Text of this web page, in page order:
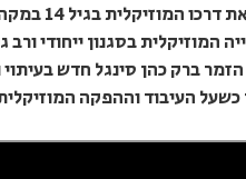
הסינגל החדש של
בסגנון ייחודי ורב
ברק כהן סינגל חדש בעיתוי
העיבוד וההפקה